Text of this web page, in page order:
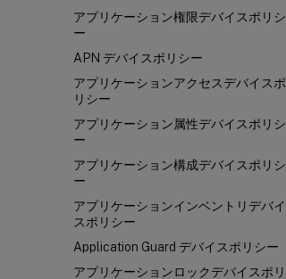
アプリケーション権限デバイスポリシ
ー
APN デバイスポリシー
アプリケーションアクセスデバイスポ
リシー
アプリケーション属性デバイスポリシ
ー
アプリケーション構成デバイスポリシ
ー
アプリケーションインベントリデバイ
スポリシー
Application Guard デバイスポリシー
アプリケーションロックデバイスポリ